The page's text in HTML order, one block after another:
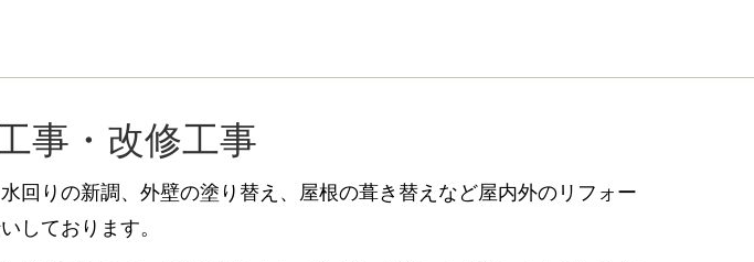
事・改修工事
回りの新調、外壁の塗り替え、屋根の葺き替えなど屋内外のリフォー
しております。